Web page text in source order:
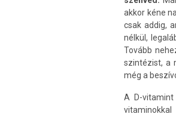
akkor kéne
csak addig,
nélkül,
Tovább
szintézist, a
még a
A D-vitamint